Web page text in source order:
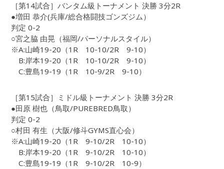
［第14試合］バンタム級トーナメント 決勝 3分2R
●増田 恭介(兵庫/総合格闘技ゴンズジム）
判定 0-2
○宮之脇 由晃（福岡/パーソナルスタイル）
※A:山崎19-20（1R 10-10/2R 9-10）
B:岸本19-20（1R 10-10/2R 9-10）
C:豊島19-19（1R 10-9/2R 9-10）
［第15試合］ミドル級トーナメント 決勝 3分2R
●田原 樹也（鳥取/PUREBRED鳥取）
判定 0-2
○村田 有生（大阪/修斗GYMS直心会）
※A:山崎19-20（1R 9-10/2R 10-10）
B:岸本19-20（1R 9-10/2R 10-10）
C:豊島19-19（1R 9-10/2R 10-9）